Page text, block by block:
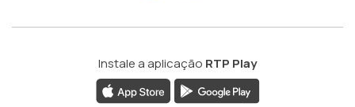
Instale a aplicação RTP Play